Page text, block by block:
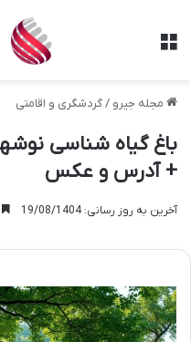
مجله جیرو /گردشگری و اقامتی
باغ گیاه شناسی
+ آدرس و عکس
آخرین به روز رسانی: 19/08/1404